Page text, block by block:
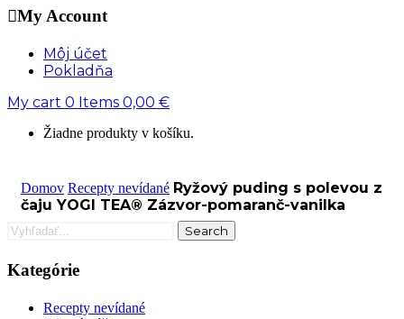
My Account
Môj účet
Pokladňa
My cart 0 Items 0,00 €
Žiadne produkty v košíku.
Domov Recepty nevídané Ryžový puding s polevou z
čaju YOGI TEA® Zázvor-pomaranč-vanilka
Search
Kategórie
Recepty nevídané